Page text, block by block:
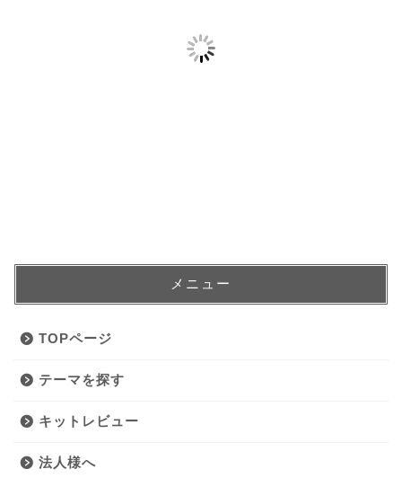
メニュー
TOPページ
テーマを探す
キットレビュー
法人様へ